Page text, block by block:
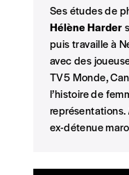
*Prix indicatif, frais
Je
Format
Format
Je
Ses études de
Hélène Harder
puis travaille à
avec des
TV5 Monde,
l’histoire de
représentations.
ex-détenue